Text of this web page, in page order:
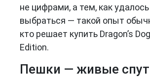
не цифрами, а тем, как удалось
выбраться — такой опыт
кто решает купить Dragon’s
Edition.
Пешки — живые